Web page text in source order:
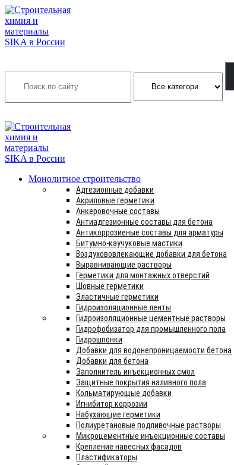
Монолитное строительство
Адгезионные добавки
Акриловые герметики
Анкеровочные составы
Антиадгезионные составы для бетона
Антикоррозиеные составы для арматуры
Битумно-каучуковые мастики
Воздухововлекающие добавки для бетона
Выравнивающие растворы
Герметики для монтажных отверстий
Шовные герметики
Эластичные герметики
Гидроизоляционные ленты
Гидроизоляционные цементные растворы
Гидрофобизатор для промышленного пола
Гидрошпонки
Добавки для водонепроницаемости бетона
Добавки для бетона
Заполнитель инъекционных смол
Защитные покрытия наливного пола
Кольматирующые добавки
Игнибитор коррозии
Набухающие герметики
Полиуретановые подливочные растворы
Микроцементные инъекционные составы
Крепление навесных фасадов
Пластификаторы